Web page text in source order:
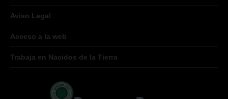
Aviso Legal
Acceso a la web
Trabaja en Nacidos de la Tierra